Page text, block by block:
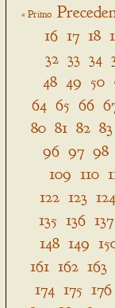
« Primo
16 17 18
32 33 34
48 49 50
64 65 66
80 81 82 83
96 97 98
109 110
122 123 124
135 136 137
148 149
161 162 163
174 175 176